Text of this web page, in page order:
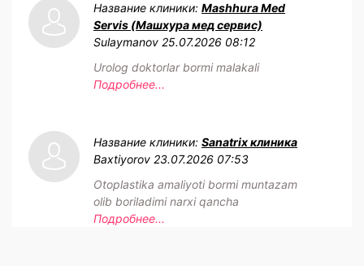
Название клиники: Mashhura Med
Servis (Машхура мед сервис)
Sulaymanov 25.07.2026 08:12
Urolog doktorlar bormi malakali
Подробнее...
Название клиники: Sanatrix клиника
Baxtiyorov 23.07.2026 07:53
Otoplastika amaliyoti bormi muntazam
olib boriladimi narxi qancha
Подробнее...